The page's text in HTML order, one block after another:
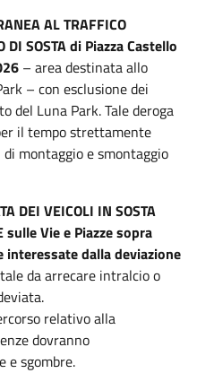
AL TRAFFICO
DI SOSTA di Piazza Castello
– area destinata allo
– con esclusione dei
del Luna Park. Tale deroga
il tempo strettamente
montaggio e smontaggio
DEI VEICOLI IN SOSTA
sulle Vie e Piazze sopra
dalla deviazione
da arrecare intralcio o
relativo alla
dovranno
e sgombre.